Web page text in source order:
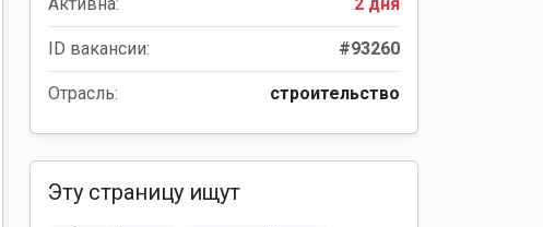
ID вакансии: #93260
Отрасль: строительство
Эту страницу ищут